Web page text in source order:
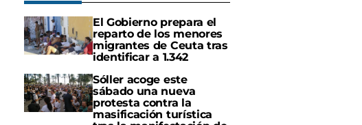
El Gobierno prepara el
reparto de los menores
migrantes de Ceuta tras
identificar a 1.342
Sóller acoge este
sábado una nueva
protesta contra la
masificación turística